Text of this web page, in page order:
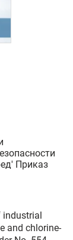
Приказ
and chlorine-